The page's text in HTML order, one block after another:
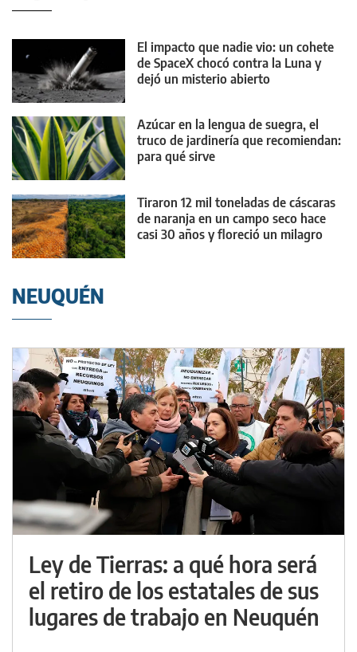
El impacto que nadie vio: un cohete
de SpaceX chocó contra la Luna y
dejó un misterio abierto
Azúcar en la lengua de suegra, el
truco de jardinería que recomiendan:
para qué sirve
Tiraron 12 mil toneladas de cáscaras
de naranja en un campo seco hace
casi 30 años y floreció un milagro
NEUQUÉN
Ley de Tierras: a qué hora será
el retiro de los estatales de sus
lugares de trabajo en Neuquén